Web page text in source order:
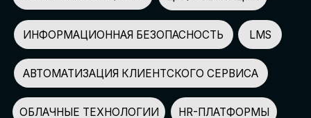
НЕЙРОСЕТИ ДЛЯ БИЗНЕСА AI-АССИСТЕНТЫ
СПИКЕРОВ
150+